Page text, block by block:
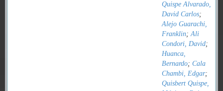
Quispe Alvarado,
David Carlos;
Alejo Guarachi,
Franklin;Ali
Condori, David;
Huanca,
Bernardo; Cala
Chambi, Edgar;
Quisbert Quispe,